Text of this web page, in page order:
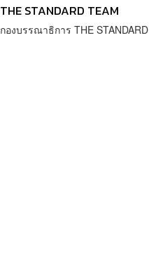
THE STANDARD TEAM
กองบรรณาธิการ THE STANDARD